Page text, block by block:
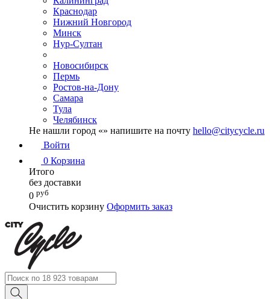
Краснодар
Нижний Новгород
Минск
Нур-Султан
Новосибирск
Пермь
Ростов-на-Дону
Самара
Тула
Челябинск
Не нашли город «» напишите на почту hello@citycycle.ru
Войти
0 Корзина
Итого
без доставки
0 руб
Очистить корзину Оформить заказ